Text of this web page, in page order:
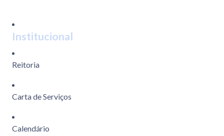
Institucional
Reitoria
Carta de Serviços
Calendário